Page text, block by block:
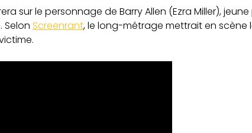
sur le personnage de Barry Allen (Ezra Miller),
Selon Screenrant, le long-métrage mettrait en scène